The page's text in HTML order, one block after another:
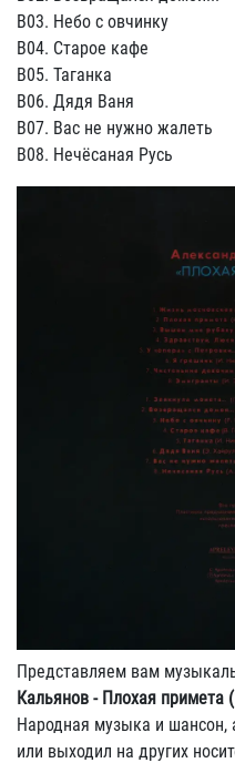
B03. Небо с овчинку
B04. Старое кафе
B05. Таганка
B06. Дядя Ваня
B07. Вас не нужно жалеть
B08. Нечёсаная Русь
Представляем вам
Кальянов - Плохая примета
Народная музыка и
или выходил на других